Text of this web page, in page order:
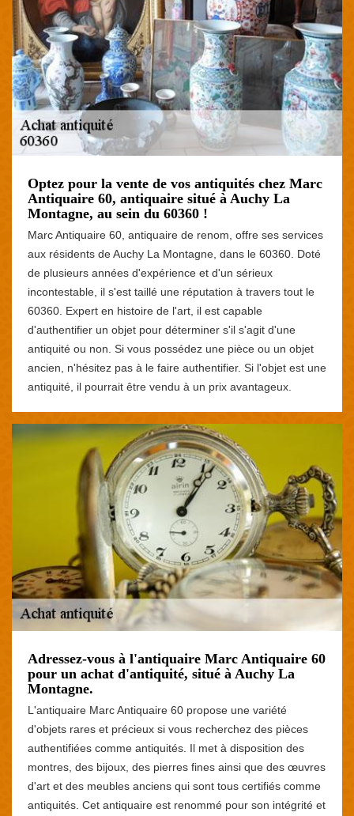
Optez pour la vente de vos antiquités chez Marc
Antiquaire 60, antiquaire situé à Auchy La
Montagne, au sein du 60360 !
Marc Antiquaire 60, antiquaire de renom, offre ses services
aux résidents de Auchy La Montagne, dans le 60360. Doté
de plusieurs années d'expérience et d'un sérieux
incontestable, il s'est taillé une réputation à travers tout le
60360. Expert en histoire de l'art, il est capable
d'authentifier un objet pour déterminer s'il s'agit d'une
antiquité ou non. Si vous possédez une pièce ou un objet
ancien, n'hésitez pas à le faire authentifier. Si l'objet est une
antiquité, il pourrait être vendu à un prix avantageux.
Adressez-vous à l'antiquaire Marc Antiquaire 60
pour un achat d'antiquité, situé à Auchy La
Montagne.
L'antiquaire Marc Antiquaire 60 propose une variété
d'objets rares et précieux si vous recherchez des pièces
authentifiées comme antiquités. Il met à disposition des
montres, des bijoux, des pierres fines ainsi que des œuvres
d'art et des meubles anciens qui sont tous certifiés comme
antiquités. Cet antiquaire est renommé pour son intégrité et